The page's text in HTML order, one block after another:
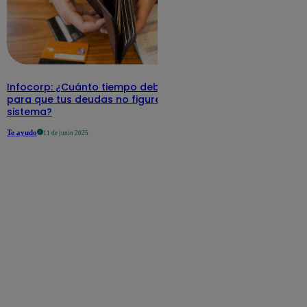
Infocorp: ¿Cuánto tiempo debe pasar
para que tus deudas no figuren en su
sistema?
Te ayudo 11 de junio 2025